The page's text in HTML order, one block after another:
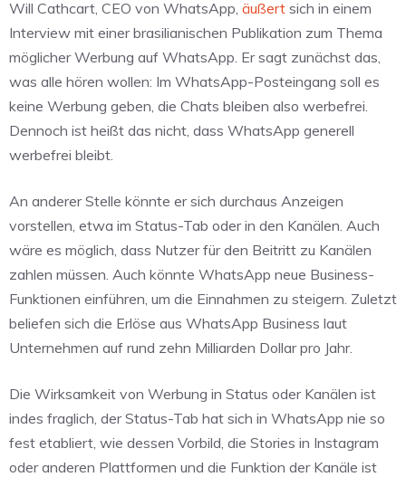
Will Cathcart, CEO von WhatsApp, äußert sich in einem
Interview mit einer brasilianischen Publikation zum Thema
möglicher Werbung auf WhatsApp. Er sagt zunächst das,
was alle hören wollen: Im WhatsApp-Posteingang soll es
keine Werbung geben, die Chats bleiben also werbefrei.
Dennoch ist heißt das nicht, dass WhatsApp generell
werbefrei bleibt.
An anderer Stelle könnte er sich durchaus Anzeigen
vorstellen, etwa im Status-Tab oder in den Kanälen. Auch
wäre es möglich, dass Nutzer für den Beitritt zu Kanälen
zahlen müssen. Auch könnte WhatsApp neue Business-
Funktionen einführen, um die Einnahmen zu steigern. Zuletzt
beliefen sich die Erlöse aus WhatsApp Business laut
Unternehmen auf rund zehn Milliarden Dollar pro Jahr.
Die Wirksamkeit von Werbung in Status oder Kanälen ist
indes fraglich, der Status-Tab hat sich in WhatsApp nie so
fest etabliert, wie dessen Vorbild, die Stories in Instagram
oder anderen Plattformen und die Funktion der Kanäle ist